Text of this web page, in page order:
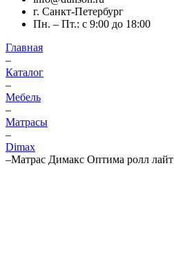
г. Санкт-Петербург
Пн. – Пт.: с 9:00 до 18:00
Главная
–
Каталог
–
Мебель
–
Матрасы
–
Dimax
–Матрас Димакс Оптима ролл лайт